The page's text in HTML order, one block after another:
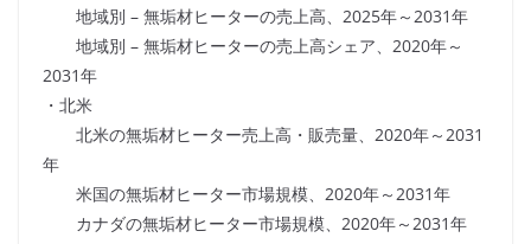
地域別 – 無垢材ヒーターの売上高、2025年～2031年
地域別 – 無垢材ヒーターの売上高シェア、2020年～
2031年
・北米
北米の無垢材ヒーター売上高・販売量、2020年～2031
年
米国の無垢材ヒーター市場規模、2020年～2031年
カナダの無垢材ヒーター市場規模、2020年～2031年